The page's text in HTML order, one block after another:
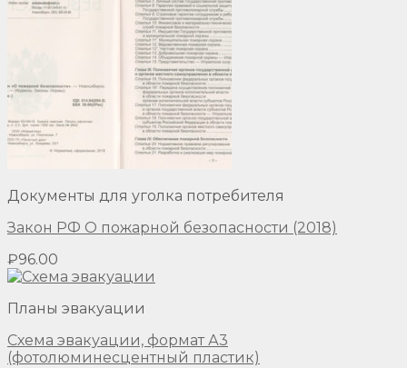
Документы для уголка потребителя
Закон РФ О пожарной безопасности (2018)
₽96.00
Планы эвакуации
Схема эвакуации, формат А3
(фотолюминесцентный пластик)